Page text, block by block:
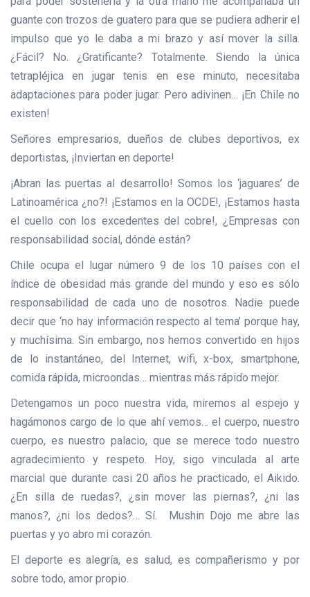
guante con trozos de guatero para que se pudiera adherir el
impulso que yo le daba a mi brazo y así mover la silla.
¿Fácil? No. ¿Gratificante? Totalmente. Siendo la única
tetrapléjica en jugar tenis en ese minuto, necesitaba
adaptaciones para poder jugar. Pero adivinen… ¡En Chile no
existen!
Señores empresarios, dueños de clubes deportivos, ex
deportistas, ¡Inviertan en deporte!
¡Abran las puertas al desarrollo! Somos los ‘jaguares’ de
Latinoamérica ¿no?! ¡Estamos en la OCDE!, ¡Estamos hasta
el cuello con los excedentes del cobre!, ¿Empresas con
responsabilidad social, dónde están?
Chile ocupa el lugar número 9 de los 10 países con el
índice de obesidad más grande del mundo y eso es sólo
responsabilidad de cada uno de nosotros. Nadie puede
decir que ‘no hay información respecto al tema’ porque hay,
y muchísima. Sin embargo, nos hemos convertido en hijos
de lo instantáneo, del Internet, wifi, x-box, smartphone,
comida rápida, microondas… mientras más rápido mejor.
Detengamos un poco nuestra vida, miremos al espejo y
hagámonos cargo de lo que ahí vemos… el cuerpo, nuestro
cuerpo, es nuestro palacio, que se merece todo nuestro
agradecimiento y respeto. Hoy, sigo vinculada al arte
marcial que durante casi 20 años he practicado, el Aikido.
¿En silla de ruedas?, ¿sin mover las piernas?, ¿ni las
manos?, ¿ni los dedos?… Sí. Mushin Dojo me abre las
puertas y yo abro mi corazón.
El deporte es alegría, es salud, es compañerismo y por
sobre todo, amor propio.